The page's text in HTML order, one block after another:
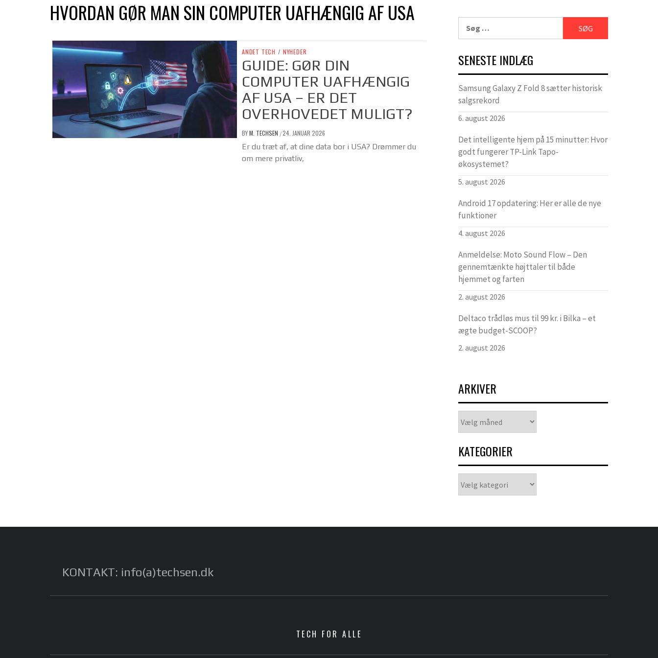
HVORDAN GØR MAN SIN COMPUTER UAFHÆNGIG AF USA
ANDET TECH / NYHEDER
GUIDE: GØR DIN
COMPUTER UAFHÆNGIG
AF USA – ER DET
OVERHOVEDET MULIGT?
BYM. TECHSEN /24. JANUAR 2026
Er du træt af, at dine data bor i USA? Drømmer du
om mere privatliv,
efter:
SENESTE INDLÆG
Samsung Galaxy Z Fold 8 sætter historisk
salgsrekord
6. august 2026
Det intelligente hjem på 15 minutter: Hvor
godt fungerer TP-Link Tapo-
økosystemet?
5. august 2026
Android 17 opdatering: Her er alle de nye
funktioner
4. august 2026
Anmeldelse: Moto Sound Flow – Den
gennemtænkte højttaler til både
hjemmet og farten
2. august 2026
Deltaco trådløs mus til 99 kr. i Bilka – et
ægte budget-SCOOP?
2. august 2026
ARKIVER
KATEGORIER
KONTAKT: info(a)techsen.dk
TECH FOR ALLE